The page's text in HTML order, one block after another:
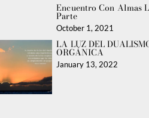
Encuentro Con Almas
Parte
October 1, 2021
LA LUZ DEL
ORGÁNICA
January 13, 2022